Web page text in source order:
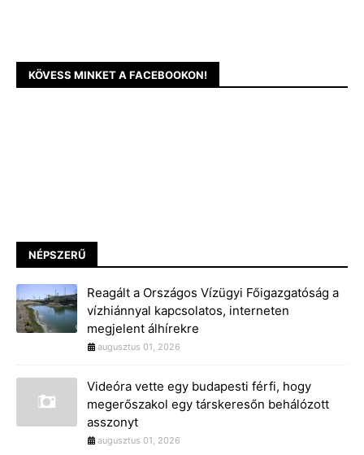
KÖVESS MINKET A FACEBOOKON!
NÉPSZERŰ
Reagált a Országos Vízügyi Főigazgatóság a
vízhiánnyal kapcsolatos, interneten
megjelent álhírekre
augusztus 01, 2026
Videóra vette egy budapesti férfi, hogy
megerőszakol egy társkeresőn behálózott
asszonyt
augusztus 01, 2026